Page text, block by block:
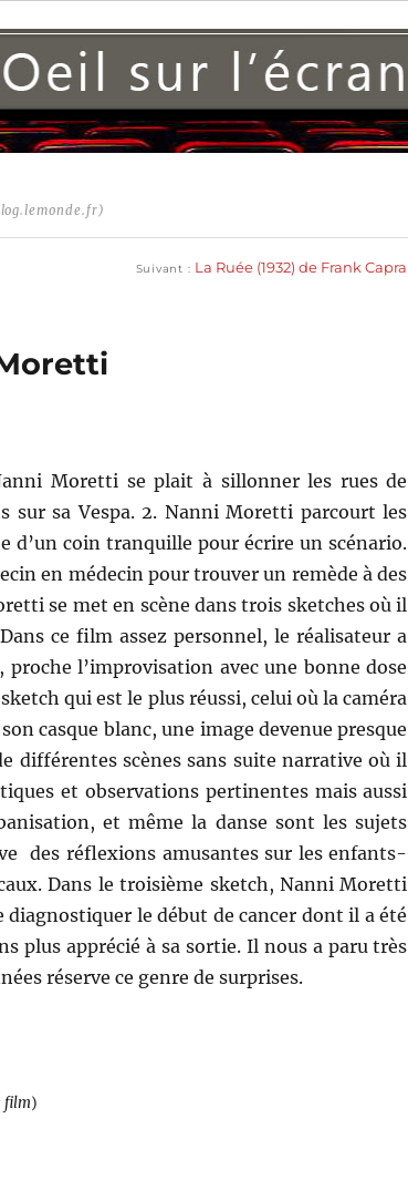
Suivant La Ruée (1932) de Frank Capra
Moretti se plait à sillonner les rues de
sur sa Vespa. 2. Nanni Moretti parcourt les
d’un coin tranquille pour écrire un scénario.
en médecin pour trouver un remède à des
se met en scène dans trois sketches où il
ce film assez personnel, le réalisateur a
l’improvisation avec une bonne dose
qui est le plus réussi, celui où la caméra
casque blanc, une image devenue presque
différentes scènes sans suite narrative où il
et observations pertinentes mais aussi
et même la danse sont les sujets
des réflexions amusantes sur les enfants-
Dans le troisième sketch, Nanni Moretti
le début de cancer dont il a été
plus apprécié à sa sortie. Il nous a paru très
réserve ce genre de surprises.
film)